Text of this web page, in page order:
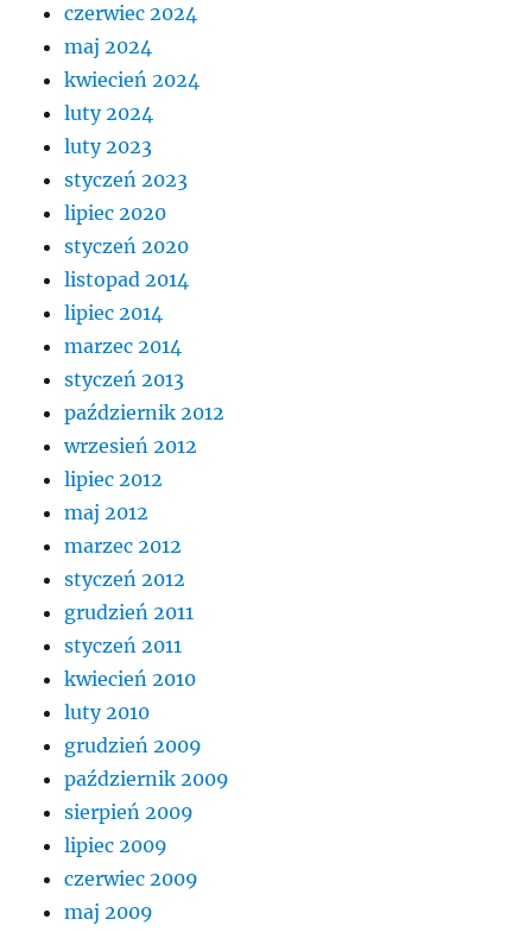
czerwiec 2024
maj 2024
kwiecień 2024
luty 2024
luty 2023
styczeń 2023
lipiec 2020
styczeń 2020
listopad 2014
lipiec 2014
marzec 2014
styczeń 2013
październik 2012
wrzesień 2012
lipiec 2012
maj 2012
marzec 2012
styczeń 2012
grudzień 2011
styczeń 2011
kwiecień 2010
luty 2010
grudzień 2009
październik 2009
sierpień 2009
lipiec 2009
czerwiec 2009
maj 2009